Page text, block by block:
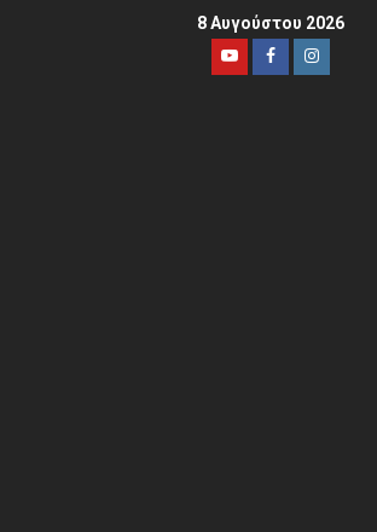
8 Αυγούστου 2026